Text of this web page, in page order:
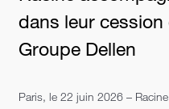
dans leur
Groupe Dellen
Paris, le 22 juin 2026 –